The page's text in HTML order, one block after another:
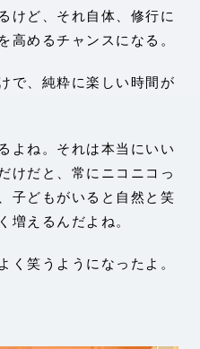
けど、それ自体、修行に
高めるチャンスになる。
で、純粋に楽しい時間が
よね。それは本当にいい
けだと、常にニコニコっ
子どもがいると自然と笑
増えるんだよね。
笑うようになったよ。